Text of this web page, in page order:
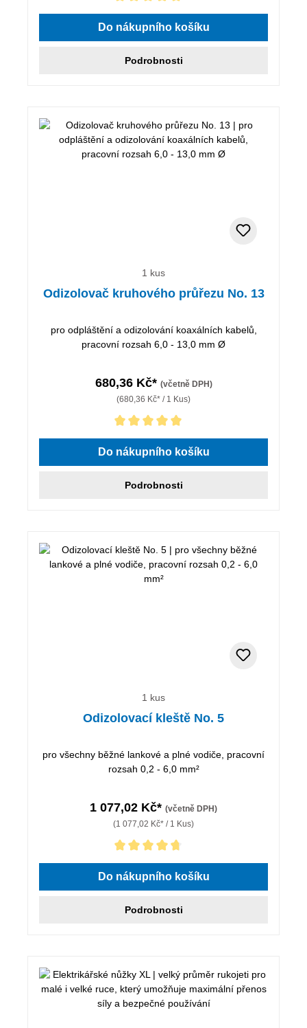
Průměrné hodnocení 5 z 5 hvězd
Do nákupního košíku
Podrobnosti
1 kus
Odizolovač kruhového průřezu No. 13
pro odpláštění a odizolování koaxálních kabelů,
pracovní rozsah 6,0 - 13,0 mm Ø
680,36 Kč* (včetně DPH)
(680,36 Kč* / 1 Kus)
Průměrné hodnocení 5 z 5 hvězd
Do nákupního košíku
Podrobnosti
1 kus
Odizolovací kleště No. 5
pro všechny běžné lankové a plné vodiče, pracovní
rozsah 0,2 - 6,0 mm²
1 077,02 Kč* (včetně DPH)
(1 077,02 Kč* / 1 Kus)
Průměrné hodnocení 4.86 z 5 hvězd
Do nákupního košíku
Podrobnosti